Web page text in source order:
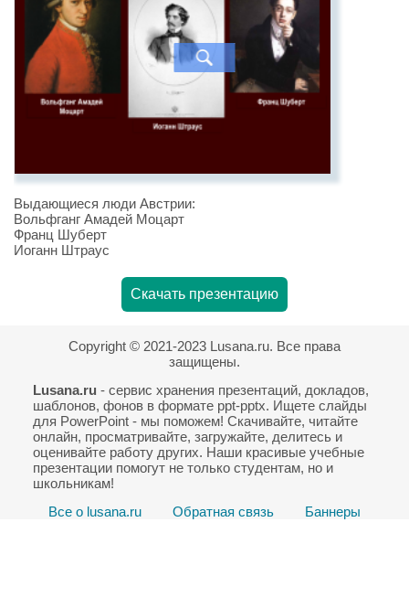
Выдающиеся люди Австрии:
Вольфганг Амадей Моцарт
Франц Шуберт
Иоганн Штраус
Скачать презентацию
Copyright © 2021-2023 Lusana.ru. Все права
защищены.
Lusana.ru - сервис хранения презентаций, докладов,
шаблонов, фонов в формате ppt-pptx. Ищете слайды
для PowerPoint - мы поможем! Скачивайте, читайте
онлайн, просматривайте, загружайте, делитесь и
оценивайте работу других. Наши красивые учебные
презентации помогут не только студентам, но и
школьникам!
Все о lusana.ru
Обратная связь Баннеры